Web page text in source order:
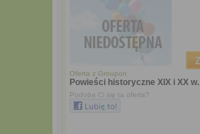
Oferta z Groupon
Powieści historyczne XIX i XX w.
Podoba Ci się ta oferta?